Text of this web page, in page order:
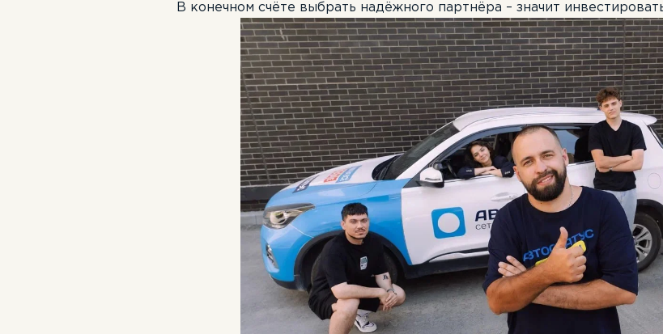
В конечном счёте выбрать надёжного партнёра – значит